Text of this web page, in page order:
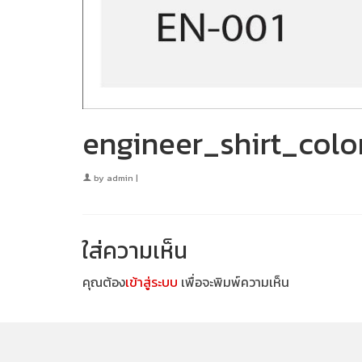
by admin |
ใส่ความเห็น
คุณต้องเข้าสู่ระบบ เพื่อจะพิมพ์ความเห็น